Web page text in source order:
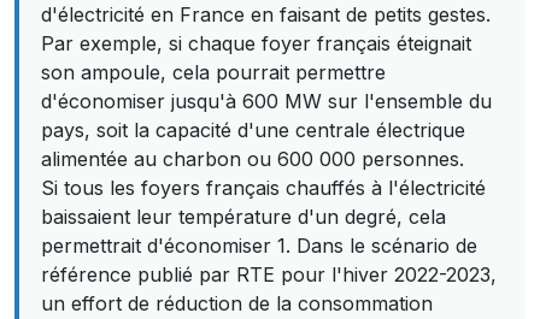
d'électricité en France en faisant de petits gestes.
Par exemple, si chaque foyer français éteignait
son ampoule, cela pourrait permettre
d'économiser jusqu'à 600 MW sur l'ensemble du
pays, soit la capacité d'une centrale électrique
alimentée au charbon ou 600 000 personnes.
Si tous les foyers français chauffés à l'électricité
baissaient leur température d'un degré, cela
permettrait d'économiser 1. Dans le scénario de
référence publié par RTE pour l'hiver 2022-2023,
un effort de réduction de la consommation